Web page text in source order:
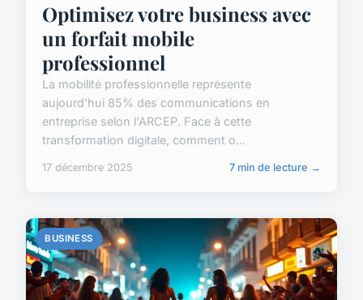
Optimisez votre business avec
un forfait mobile
professionnel
La mobilité professionnelle représente
aujourd'hui 85% des communications en
entreprise selon l'ARCEP. Face à cette
transformation digitale, comment o...
17 décembre 2025 7 min de lecture →
BUSINESS